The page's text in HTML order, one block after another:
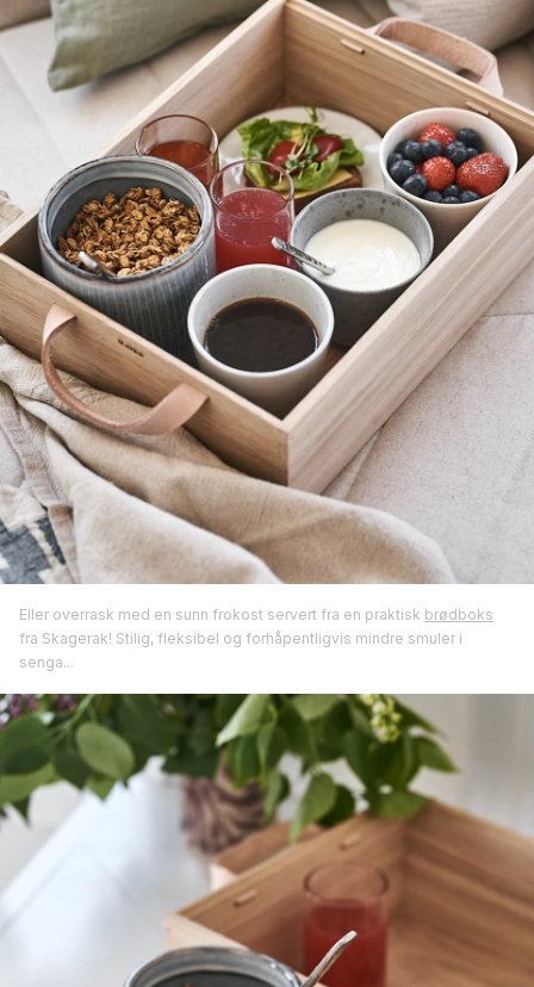
Eller overrask med en sunn frokost servert fra en praktisk brødboks
fra Skagerak! Stilig, fleksibel og forhåpentligvis mindre smuler i
senga...